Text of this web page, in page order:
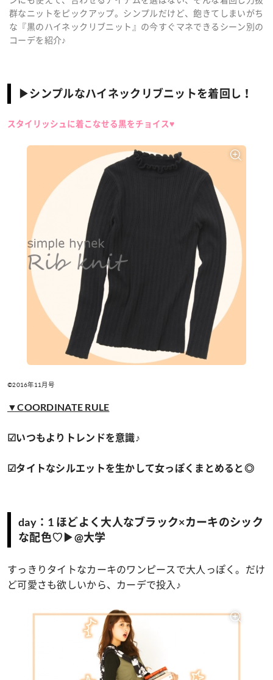
群なニットをピックアップ。シンプルだけど、飽きてしまいがち
な『黒のハイネックリブニット』の今すぐマネできるシーン別の
コーデを紹介♪
▶シンプルなハイネックリブニットを着回し！
スタイリッシュに着こなせる黒をチョイス♥
©2016年11月号
▼COORDINATE RULE
☑いつもよりトレンドを意識♪
☑タイトなシルエットを生かして女っぽくまとめると◎
day：1 ほどよく大人なブラック×カーキのシック
な配色♡▶@大学
すっきりタイトなカーキのワンピースで大人っぽく。だけ
ど可愛さも欲しいから、カーデで投入♪